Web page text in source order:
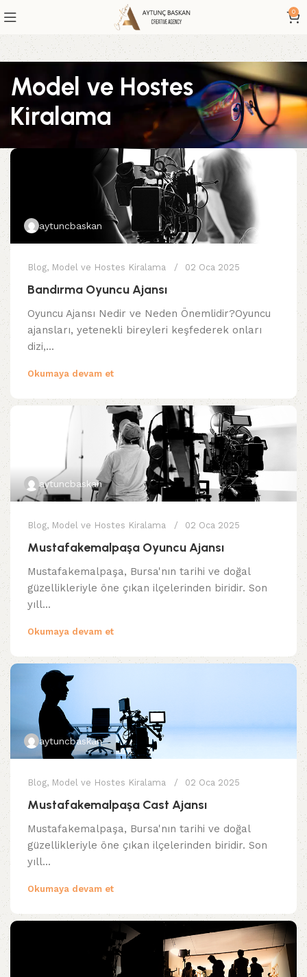
0
Model ve Hostes
Kiralama
aytuncbaskan
Blog, Model ve Hostes Kiralama 02 Oca 2025
Bandırma Oyuncu Ajansı
Oyuncu Ajansı Nedir ve Neden Önemlidir?Oyuncu
ajansları, yetenekli bireyleri keşfederek onları
dizi,...
Okumaya devam et
aytuncbaskan
Blog, Model ve Hostes Kiralama 02 Oca 2025
Mustafakemalpaşa Oyuncu Ajansı
Mustafakemalpaşa, Bursa'nın tarihi ve doğal
güzellikleriyle öne çıkan ilçelerinden biridir. Son
yıll...
Okumaya devam et
aytuncbaskan
Blog, Model ve Hostes Kiralama 02 Oca 2025
Mustafakemalpaşa Cast Ajansı
Mustafakemalpaşa, Bursa'nın tarihi ve doğal
güzellikleriyle öne çıkan ilçelerinden biridir. Son
yıll...
Okumaya devam et